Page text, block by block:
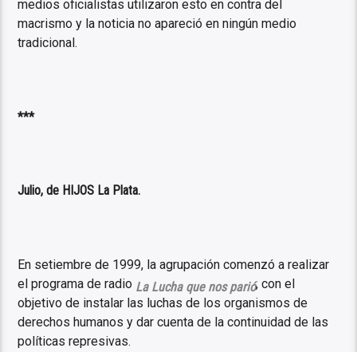
medios oficialistas utilizaron esto en contra del
macrismo y la noticia no apareció en ningún medio
tradicional.
***
Julio, de HIJOS La Plata.
En setiembre de 1999, la agrupación comenzó a realizar
el programa de radio La Lucha que nos parió, con el
objetivo de instalar las luchas de los organismos de
derechos humanos y dar cuenta de la continuidad de las
políticas represivas.